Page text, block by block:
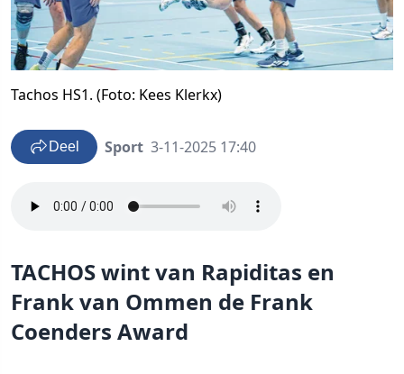
Tachos HS1. (Foto: Kees Klerkx)
Deel Sport 3-11-2025 17:40
TACHOS wint van Rapiditas en
Frank van Ommen de Frank
Coenders Award